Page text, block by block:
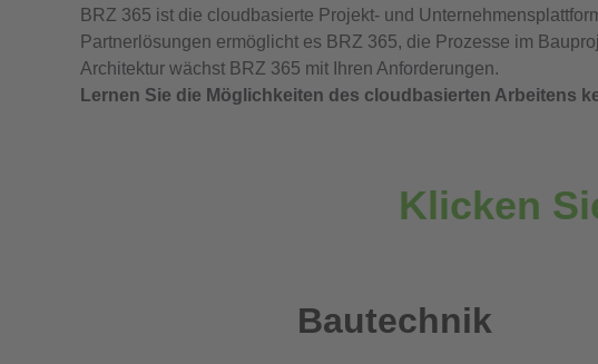
BRZ 365 ist die cloudbasierte Projekt- und
Partnerlösungen ermöglicht es BRZ 365, die Prozesse im
Architektur wächst BRZ 365 mit Ihren Anforderungen.
Lernen Sie die Möglichkeiten des cloudbasierten Arbeitens
Klicken
Bautechnik